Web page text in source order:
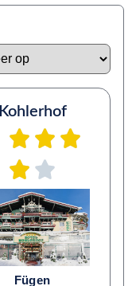
Kohlerhof
Fügen